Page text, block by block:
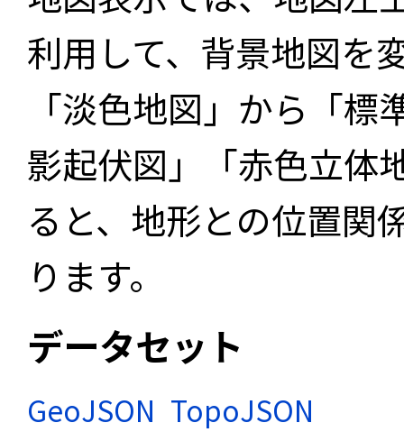
利用して、背景地図を
「淡色地図」から「
影起伏図」「赤色立体
ると、地形との位置関
ります。
データセット
GeoJSON TopoJSON